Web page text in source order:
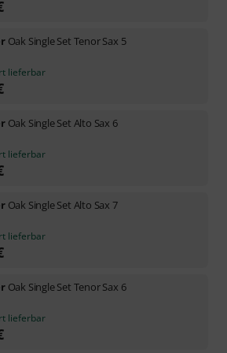
Oak Single Set Tenor Sax 5
lieferbar
Oak Single Set Alto Sax 6
lieferbar
Oak Single Set Alto Sax 7
lieferbar
Oak Single Set Tenor Sax 6
lieferbar